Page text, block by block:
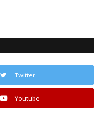
Twitter
Youtube